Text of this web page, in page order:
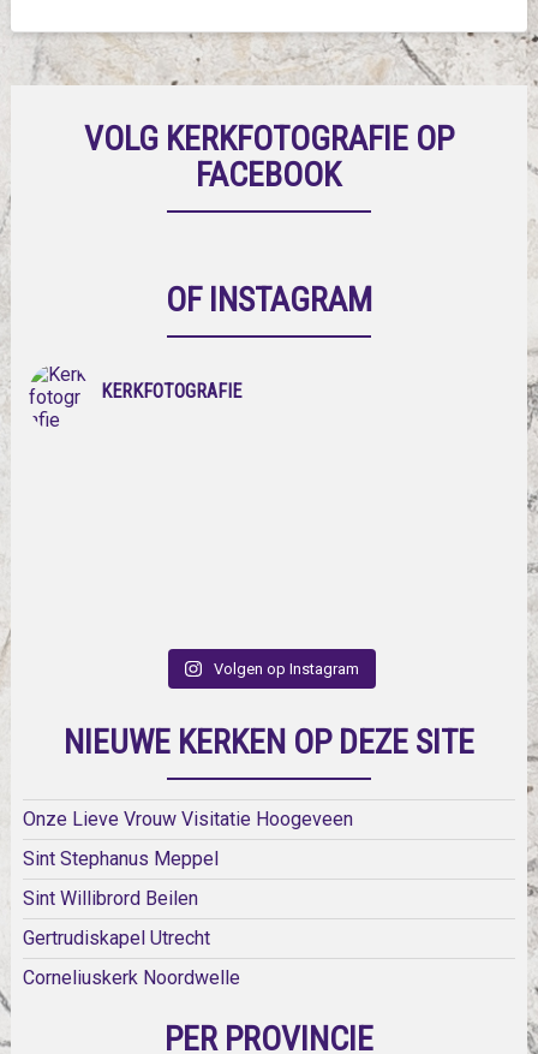
VOLG KERKFOTOGRAFIE OP
FACEBOOK
OF INSTAGRAM
KERKFOTOGRAFIE
Volgen op Instagram
NIEUWE KERKEN OP DEZE SITE
Onze Lieve Vrouw Visitatie Hoogeveen
Sint Stephanus Meppel
Sint Willibrord Beilen
Gertrudiskapel Utrecht
Corneliuskerk Noordwelle
PER PROVINCIE